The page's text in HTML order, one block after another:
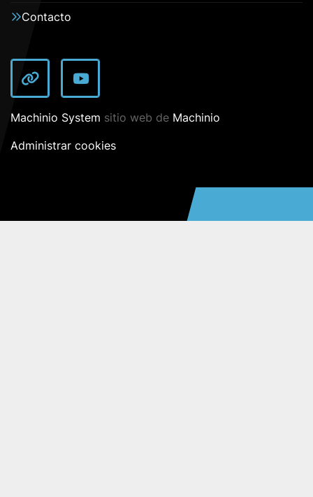
Contacto
other youtube
Machinio System sitio web de Machinio
Administrar cookies